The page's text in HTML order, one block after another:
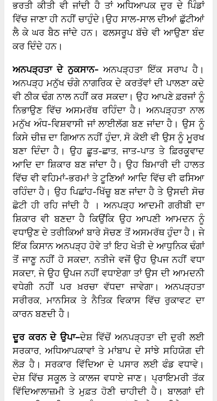
ਭਰਤੀ ਕੀਤੀ ਵੀ ਜਾਂਦੀ ਹੈ ਤਾਂ ਅਧਿਆਪਕ ਦੁਰ ਦੇ ਪਿੰਡਾਂ
ਵਿੱਚ ਜਾਣਾ ਹੀ ਨਹੀਂ ਚਾਹੁੰਦੇ।ਉਹ ਸਾਲ-ਸਾਲ ਦੀਆਂ ਛੁੱਟੀਆਂ
ਲੈ ਕੇ ਘਰ ਬੈਠ ਜਾਂਦੇ ਹਨ। ਫਲਸਰੂਪ ਬੱਚੇ ਵੀ ਆਉਣਾ ਬੰਦ
ਕਰ ਦਿੰਦੇ ਹਨ।
ਅਨਪੜ੍ਹਤਾ ਦੇ ਨੁਕਸਾਨ- ਅਨਪੜ੍ਹਤਾ ਇੱਕ ਸਰਾਪ ਹੈ।
ਅਨਪੜ੍ਹ ਮਨੁੱਖ ਚੰਗੇ ਨਾਗਰਿਕ ਦੇ ਕਰਤੱਵਾਂ ਦੀ ਪਾਲਣਾ ਕਦੇ
ਵੀ ਠੀਕ ਢੰਗ ਨਾਲ ਨਹੀਂ ਕਰ ਸਕਦਾ। ਉਹ ਆਪਣੇ ਫ਼ਰਜਾਂ ਨੂੰ
ਨਿਭਾਉਣ ਵਿੱਚ ਅਸਮਰੱਥ ਰਹਿੰਦਾ ਹੈ। ਅਨਪੜ੍ਹਤਾ ਨਾਲ
ਮਨੁੱਖ ਅੰਧ-ਵਿਸ਼ਵਾਸੀ ਜਾਂ ਲਾਈਲੱਗ ਬਣ ਜਾਂਦਾ ਹੈ। ਉਸ ਨੂੰ
ਕਿਸੇ ਚੀਜ਼ ਦਾ ਗਿਆਨ ਨਹੀਂ ਹੁੰਦਾ, ਸੋ ਕੋਈ ਵੀ ਉਸ ਨੂੰ ਮੂਰਖ
ਬਣਾ ਦਿੰਦਾ ਹੈ। ਉਹ ਛੂਤ-ਛਾਤ, ਜਾਤ-ਪਾਤ ਤੇ ਫ਼ਿਰਕੂਵਾਦ
ਆਦਿ ਦਾ ਸ਼ਿਕਾਰ ਬਣ ਜਾਂਦਾ ਹੈ। ਉਹ ਬਿਮਾਰੀ ਦੀ ਹਾਲਤ
ਵਿੱਚ ਵੀ ਵਹਿਮਾਂ-ਭਰਮਾਂ ਤੇ ਟੂਣਿਆਂ ਆਦਿ ਵਿੱਚ ਵੀ ਫਸਿਆ
ਰਹਿੰਦਾ ਹੈ। ਉਹ ਪਿਛਾਂਹ-ਖਿੱਚੂ ਬਣ ਜਾਂਦਾ ਹੈ ਤੇ ਉਸਦੀ ਸੋਚ
ਛੋਟੀ ਹੀ ਰਹਿ ਜਾਂਦੀ ਹੈ । ਅਨਪੜ੍ਹ ਆਦਮੀ ਗਰੀਬੀ ਦਾ
ਸ਼ਿਕਾਰ ਵੀ ਬਣਦਾ ਹੈ ਕਿਉਂਕਿ ਉਹ ਆਪਣੀ ਆਮਦਨ ਨੂੰ
ਵਧਾਉਣ ਦੇ ਤਰੀਕਿਆਂ ਬਾਰੇ ਸੋਚਣ ਤੋਂ ਅਸਮਰੱਥ ਹੁੰਦਾ ਹੈ। ਜੇ
ਇੱਕ ਕਿਸਾਨ ਅਨਪੜ੍ਹ ਹੋਵੇ ਤਾਂ ਇਹ ਖੇਤੀ ਦੇ ਆਧੁਨਿਕ ਢੰਗਾਂ
ਤੋਂ ਜਾਣੂ ਨਹੀਂ ਹੋ ਸਕਦਾ, ਨਤੀਜੇ ਵਜੋਂ ਉਹ ਉਪਜ ਨਹੀਂ ਵਧਾ
ਸਕਦਾ, ਜੇ ਉਹ ਉਪਜ ਨਹੀਂ ਵਧਾਏਗਾ ਤਾਂ ਉਸ ਦੀ ਆਮਦਨੀ
ਵਧੇਗੀ ਨਹੀਂ ਪਰ ਖ਼ਰਚਾ ਵੱਧਦਾ ਜਾਵੇਗਾ। ਅਨਪੜ੍ਹਤਾ
ਸਰੀਰਕ, ਮਾਨਸਿਕ ਤੇ ਨੈਤਿਕ ਵਿਕਾਸ ਵਿੱਚ ਰੁਕਾਵਟ ਦਾ
ਕਾਰਨ ਬਣਦੀ ਹੈ।
ਦੂਰ ਕਰਨ ਦੇ ਉਪਾ–ਦੇਸ਼ ਵਿੱਚੋਂ ਅਨਪੜ੍ਹਤਾ ਦੀ ਦੁਰੀ ਲਈ
ਸਰਕਾਰ, ਅਧਿਆਪਕਾਵਾਂ ਤੇ ਮਾਂਬਾਪ ਦੇ ਸਾਂਝੇ ਸਹਿਯੋਗ ਦੀ
ਲੋੜ ਹੈ। ਸਰਕਾਰ ਵਿੱਦਿਆ ਦੇ ਪਸਾਰ ਲਈ ਫੰਡ ਵਧਾਵੇ।
ਦੇਸ਼ ਵਿੱਚ ਸਕੂਲ ਤੇ ਕਾਲਜ ਵਧਾਏ ਜਾਣ। ਪ੍ਰਾਇਮਰੀ ਤੱਕ
ਵਿੱਦਿਆਲਾਜ਼ਮੀ ਤੇ ਮੁਫ਼ਤ ਹੋਣੀ ਚਾਹੀਦੀ ਹੈ। ਬਾਲਗਾਂ ਦੀ